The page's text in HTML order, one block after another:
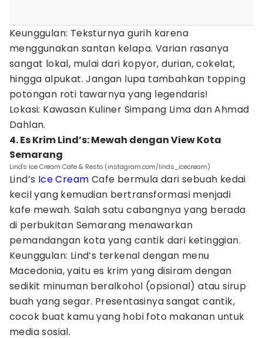
Keunggulan: Teksturnya gurih karena
menggunakan santan kelapa. Varian rasanya
sangat lokal, mulai dari kopyor, durian, cokelat,
hingga alpukat. Jangan lupa tambahkan topping
potongan roti tawarnya yang legendaris!
Lokasi: Kawasan Kuliner Simpang Lima dan Ahmad
Dahlan.
4. Es Krim Lind’s: Mewah dengan View Kota
Semarang
Lind's Ice Cream Cafe & Resto (instagram.com/linds_icecream)
Lind’s Ice Cream Cafe bermula dari sebuah kedai
kecil yang kemudian bertransformasi menjadi
kafe mewah. Salah satu cabangnya yang berada
di perbukitan Semarang menawarkan
pemandangan kota yang cantik dari ketinggian.
Keunggulan: Lind’s terkenal dengan menu
Macedonia, yaitu es krim yang disiram dengan
sedikit minuman beralkohol (opsional) atau sirup
buah yang segar. Presentasinya sangat cantik,
cocok buat kamu yang hobi foto makanan untuk
media sosial.